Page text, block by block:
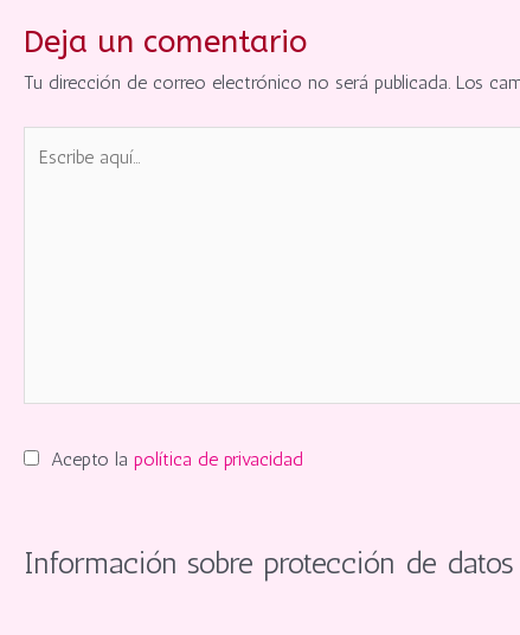
Deja un comentario
Tu dirección de correo electrónico no será publicada. Los
Acepto la política de privacidad
Información sobre protección de datos